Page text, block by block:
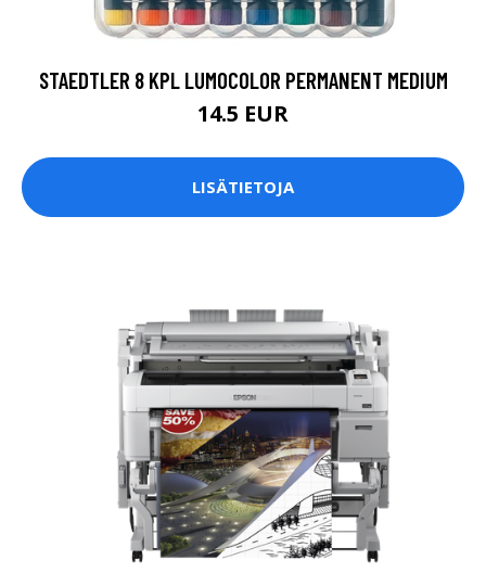
STAEDTLER 8 KPL LUMOCOLOR PERMANENT MEDIUM
14.5 EUR
LISÄTIETOJA